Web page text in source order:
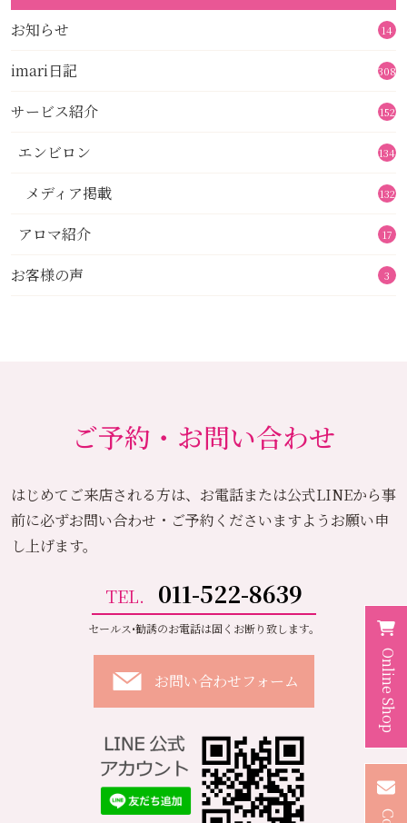
お知らせ
14
imari日記 308
サービス紹介 152
エンビロン 134
メディア掲載 132
アロマ紹介 17
お客様の声 3
ご予約・お問い合わせ
はじめてご来店される方は、お電話または公式LINEから事
前に必ずお問い合わせ・ご予約くださいますようお願い申
し上げます。
TEL. 011-522-8639
セールス•勧誘のお電話は固くお断り致します。
お問い合わせフォーム Online Shop